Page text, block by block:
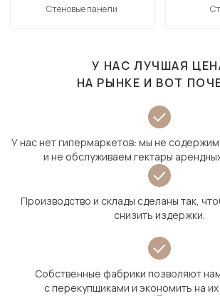
Стеновые панели
У НАС ЛУЧШАЯ
НА РЫНКЕ И ВОТ
У нас нет гипермаркетов: мы не
и не обслуживаем гектары
Производство и склады сделаны так,
снизить издержки.
Собственные фабрики позволяют
с перекупщиками и экономить на